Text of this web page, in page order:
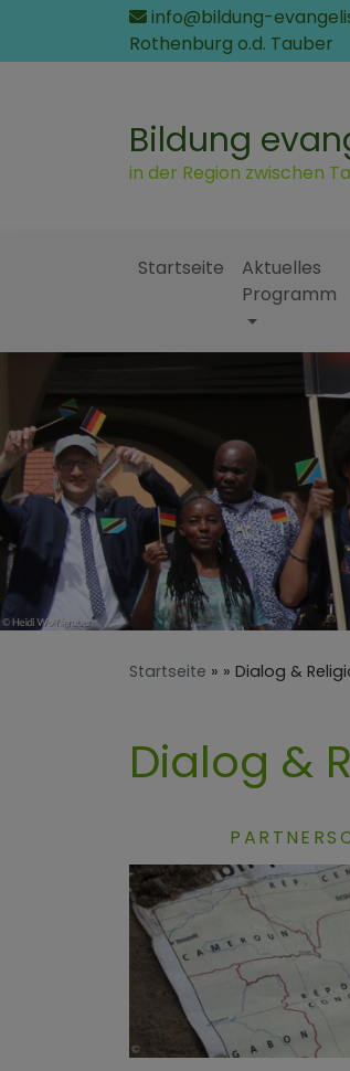
Inhalt
info@bildung-
Rothenburg o.d. Tauber
Bildung
in der Region zwischen
Startseite
Aktuelles
Programm
Startseite Dialog &
Dialog &